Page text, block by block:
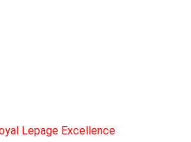
Lepage Excellence